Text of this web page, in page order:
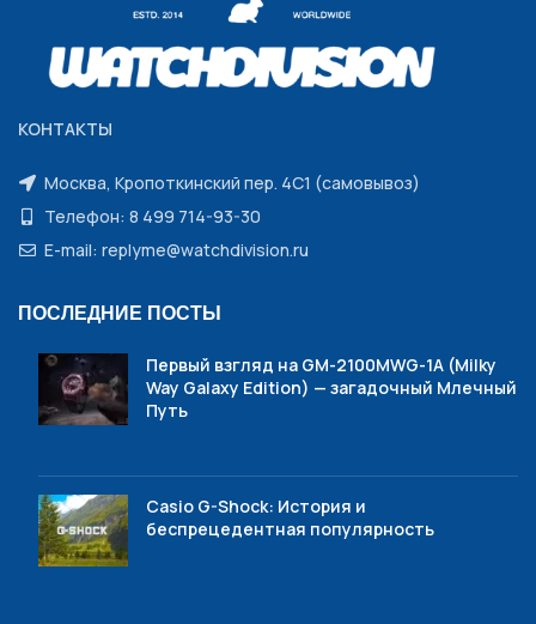
КОНТАКТЫ
Москва, Кропоткинский пер. 4С1 (самовывоз)
Телефон: 8 499 714-93-30
E-mail: replyme@watchdivision.ru
ПОСЛЕДНИЕ ПОСТЫ
Первый взгляд на GM-2100MWG-1A (Milky
Way Galaxy Edition) — загадочный Млечный
Путь
Casio G-Shock: История и
беспрецедентная популярность